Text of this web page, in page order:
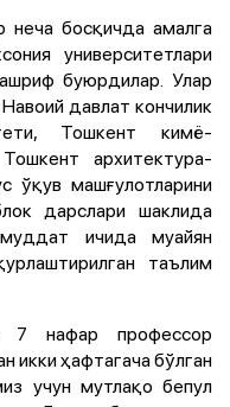
босқичда амалга
университетлари
буюрдилар. Улар
давлат кончилик
Тошкент кимё-
архитектура-
ўқув машғулотларини
дарслари шаклида
ичида муайян
таълим
7 нафар профессор
икки ҳафтагача бўлган
учун мутлақо бепул